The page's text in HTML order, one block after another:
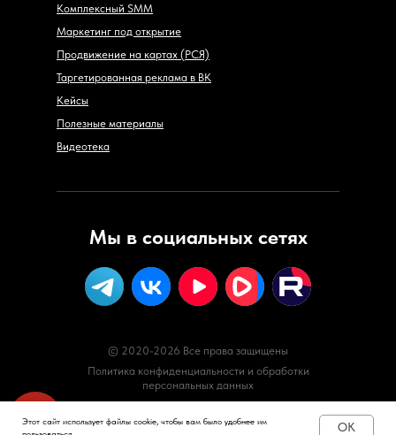
Этот сайт использует файлы cookie, чтобы вам было удобнее им
OK
Комплексный SMM
Маркетинг под открытие
Продвижение на картах (РСЯ)
Таргетированная реклама в ВК
Кейсы
Полезные материалы
Видеотека
Мы в социальных сетях
© 2020-2026 Все права защищены
Политика конфиденциальности и обработки
персональных данных